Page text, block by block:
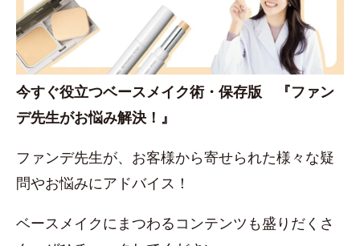
今すぐ役立つベースメイク術・保存版 『ファン
デ先生がお悩み解決！』
ファンデ先生が、お客様から寄せられた様々な疑
問やお悩みにアドバイス！
ベースメイクにまつわるコンテンツも盛りだくさ